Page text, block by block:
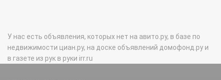
У нас есть объявления, которых нет на авито.ру, в базе по
недвижимости циан.ру, на доске объявлений домофонд.ру и
в газете из рук в руки irr.ru